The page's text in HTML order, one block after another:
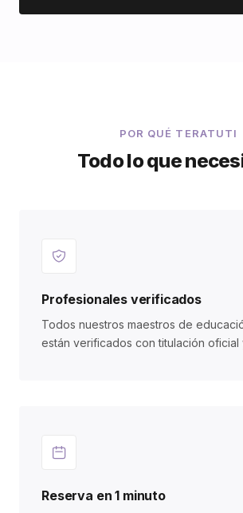
POR QUÉ TERATUTI
Todo lo que
Profesionales verificados
Todos nuestros maestros de
están verificados con titulación oficial
Reserva en 1 minuto